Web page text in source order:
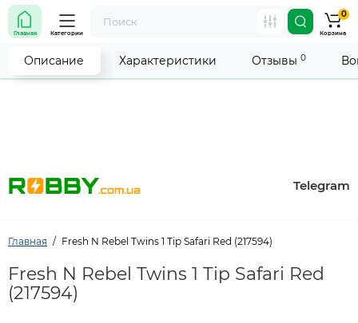
Внимание! Работа магазина временно приостановлена.
Мы делаем всё возможное, чтобы возобновить прием
заказов как можно скорее.
Telegram
Главная Категории
0
Корзина
Главная Fresh N Rebel Twins 1 Tip Safari Red (217594)
Fresh N Rebel Twins 1 Tip Safari Red
(217594)
Описание Характеристики Отзывы 0